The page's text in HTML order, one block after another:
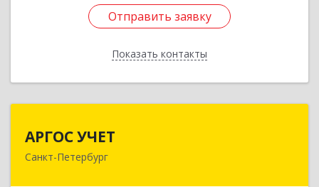
Отправить заявку
Показать контакты
Отправить заявку
Назад
АРГОС УЧЕТ
Санкт-Петербург
196191, Санкт-Петербург г, Конституции пл,